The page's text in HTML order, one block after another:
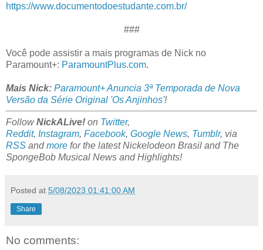
https://www.documentodoestudante.com.br/
###
Você pode assistir a mais programas de Nick no
Paramount+: ParamountPlus.com.
Mais Nick: Paramount+ Anuncia 3ª Temporada de Nova
Versão da Série Original 'Os Anjinhos'!
FollowNickALive! on Twitter,
Reddit, Instagram, Facebook, Google News, Tumblr, via
RSS andmore for the latestNickelodeon Brasil and The
SpongeBob Musical News and Highlights!
Posted at 5/08/2023 01:41:00 AM
Share
No comments: